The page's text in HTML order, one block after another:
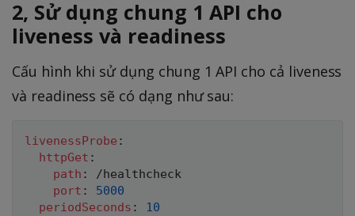
2, Sử dụng chung 1 API cho
liveness và readiness
Cấu hình khi sử dụng chung 1 API cho cả liveness
và readiness sẽ có dạng như sau:
livenessProbe :
httpGet :
path :
/healthcheck
port :
5000
periodSeconds :
10